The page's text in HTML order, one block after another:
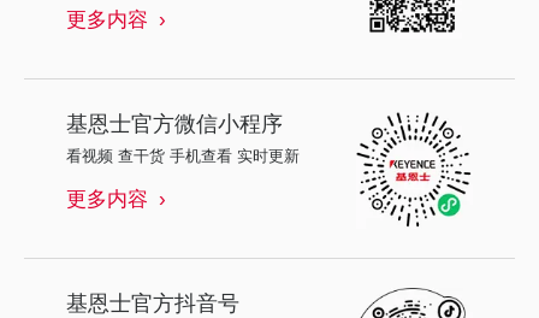
更多内容
基恩士官方微信小程序
看视频 查干货 手机查看 实时更新
更多内容
基恩士官方抖音号